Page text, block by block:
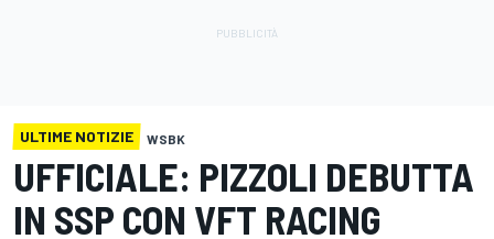
ULTIME NOTIZIE WSBK
UFFICIALE: PIZZOLI DEBUTTA
IN SSP CON VFT RACING